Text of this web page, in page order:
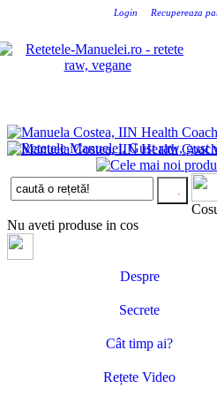
Login Recupereaza
Nu aveti produse in cos
Despre
Secrete
Cât timp ai?
Rețete Video